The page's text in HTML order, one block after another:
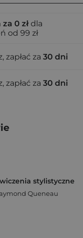
0 zł dla
od 99 zł
zapłać za 30 dni
zapłać za 30 dni
stylistyczne
Queneau